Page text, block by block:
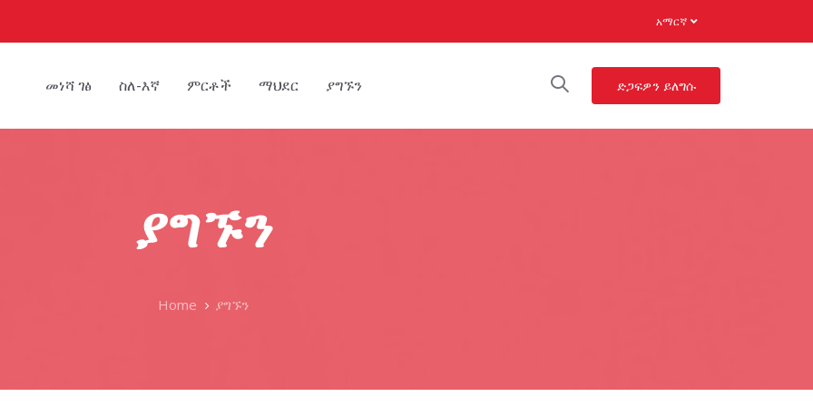
አማርኛ
መነሻ ገፅ ስለ-እኛ ምርቶች ማህደር ያግኙን ድጋፍዎን ይለግሱ
ያግኙን
Home ያግኙን